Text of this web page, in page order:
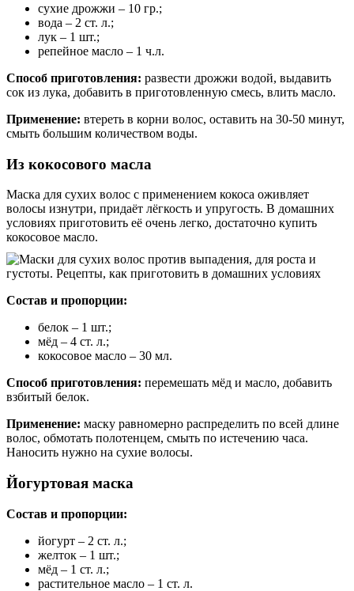
сухие дрожжи – 10 гр.;
вода – 2 ст. л.;
лук – 1 шт.;
репейное масло – 1 ч.л.
Способ приготовления: развести дрожжи водой, выдавить
сок из лука, добавить в приготовленную смесь, влить масло.
Применение: втереть в корни волос, оставить на 30-50 минут,
смыть большим количеством воды.
Из кокосового масла
Маска для сухих волос с применением кокоса оживляет
волосы изнутри, придаёт лёгкость и упругость. В домашних
условиях приготовить её очень легко, достаточно купить
кокосовое масло.
Состав и пропорции:
белок – 1 шт.;
мёд – 4 ст. л.;
кокосовое масло – 30 мл.
Способ приготовления: перемешать мёд и масло, добавить
взбитый белок.
Применение: маску равномерно распределить по всей длине
волос, обмотать полотенцем, смыть по истечению часа.
Наносить нужно на сухие волосы.
Йогуртовая маска
Состав и пропорции:
йогурт – 2 ст. л.;
желток – 1 шт.;
мёд – 1 ст. л.;
растительное масло – 1 ст. л.